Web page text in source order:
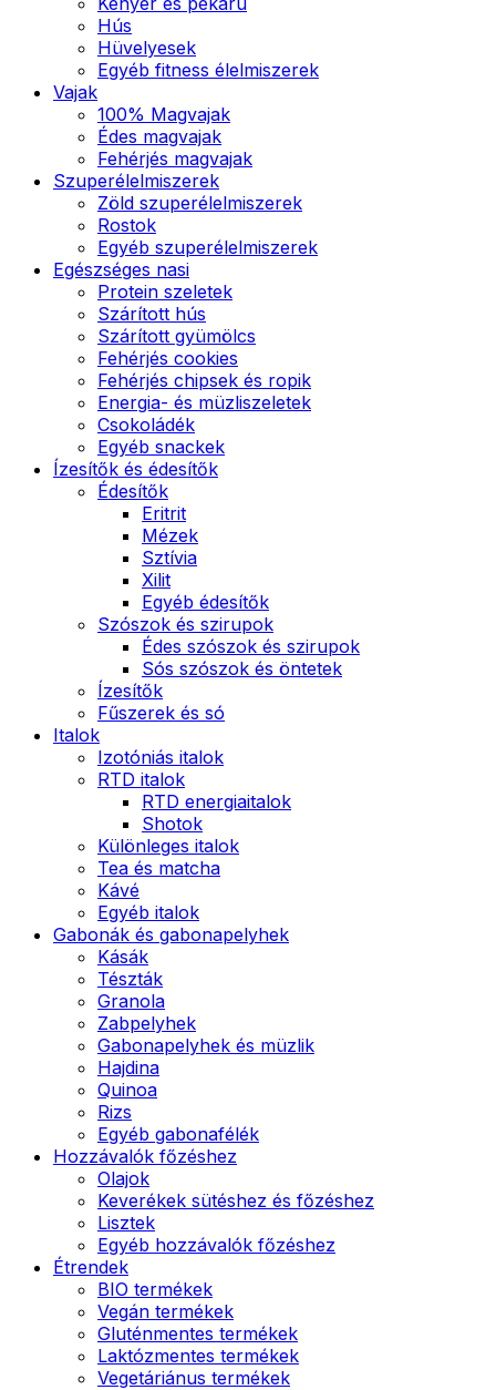
Hús
Hüvelyesek
Egyéb fitness élelmiszerek
Vajak
100% Magvajak
Édes magvajak
Fehérjés magvajak
Szuperélelmiszerek
Zöld szuperélelmiszerek
Rostok
Egyéb szuperélelmiszerek
Egészséges nasi
Protein szeletek
Szárított hús
Szárított gyümölcs
Fehérjés cookies
Fehérjés chipsek és ropik
Energia- és müzliszeletek
Csokoládék
Egyéb snackek
Ízesítők és édesítők
Édesítők
Eritrit
Mézek
Sztívia
Xilit
Egyéb édesítők
Szószok és szirupok
Édes szószok és szirupok
Sós szószok és öntetek
Ízesítők
Fűszerek és só
Italok
Izotóniás italok
RTD italok
RTD energiaitalok
Shotok
Különleges italok
Tea és matcha
Kávé
Egyéb italok
Gabonák és gabonapelyhek
Kásák
Tészták
Granola
Zabpelyhek
Gabonapelyhek és müzlik
Hajdina
Quinoa
Rizs
Egyéb gabonafélék
Hozzávalók főzéshez
Olajok
Keverékek sütéshez és főzéshez
Lisztek
Egyéb hozzávalók főzéshez
Étrendek
BIO termékek
Vegán termékek
Gluténmentes termékek
Laktózmentes termékek
Vegetáriánus termékek